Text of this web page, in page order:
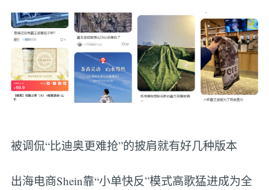
被调侃“比迪奥更难抢”的披肩就有好几种版本
出海电商Shein靠“小单快反”模式高歌猛进成为全